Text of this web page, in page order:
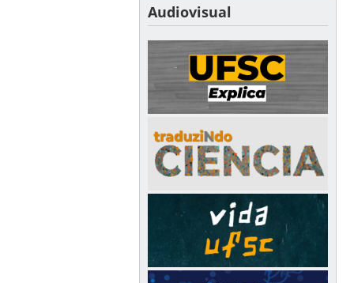
Audiovisual